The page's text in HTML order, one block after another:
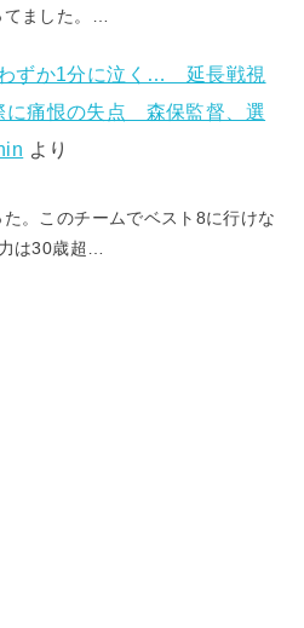
てました。…
わずか1分に泣く… 延長戦視
に痛恨の失点 森保監督、選
より
。このチームでベスト8に行けな
は30歳超…